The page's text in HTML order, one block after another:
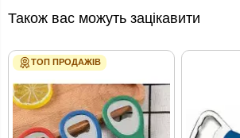
Також вас можуть зацікавити
ТОП ПРОДАЖІВ